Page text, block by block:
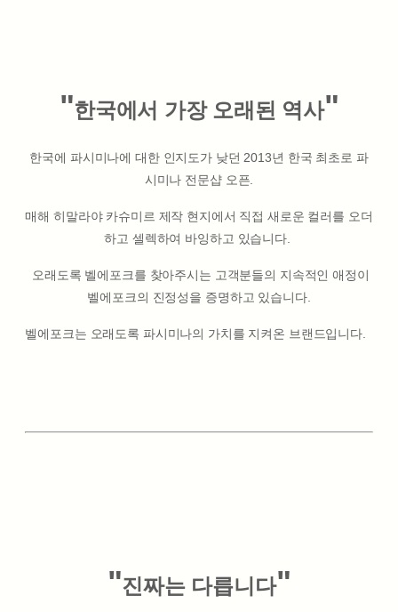
"한국에서 가장 오래된 역사"
한국에 파시미나에 대한 인지도가 낮던 2013년 한국 최초로 파
시미나 전문샵 오픈.
매해 히말라야 카슈미르 제작 현지에서 직접 새로운 컬러를 오더
하고 셀렉하여 바잉하고 있습니다.
오래도록 벨에포크를 찾아주시는 고객분들의 지속적인 애정이
벨에포크의 진정성을 증명하고 있습니다.
벨에포크는 오래도록 파시미나의 가치를 지켜온 브랜드입니다.
"진짜는 다릅니다"